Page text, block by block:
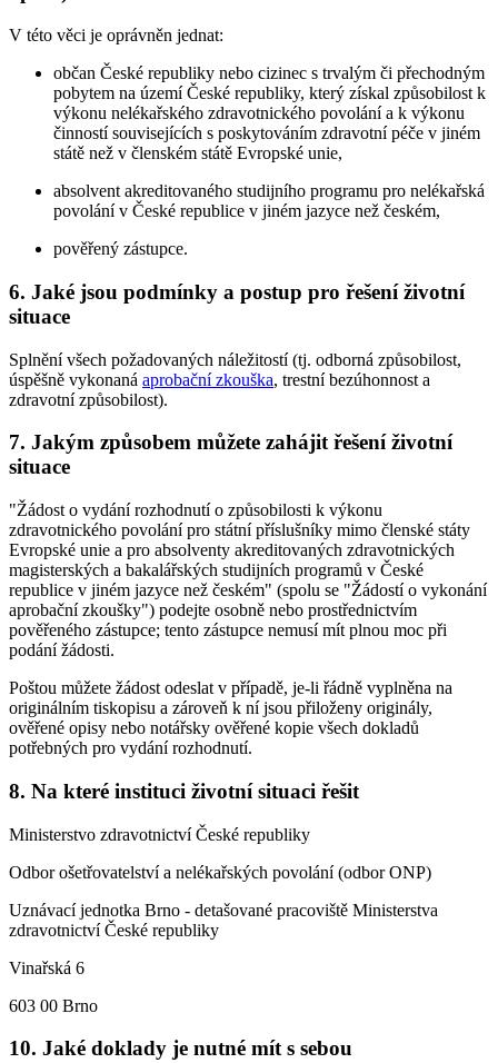
V této věci je oprávněn jednat:
občan České republiky nebo cizinec s trvalým či přechodným
pobytem na území České republiky, který získal způsobilost k
výkonu nelékařského zdravotnického povolání a k výkonu
činností souvisejících s poskytováním zdravotní péče v jiném
státě než v členském státě Evropské unie,
absolvent akreditovaného studijního programu pro nelékařská
povolání v České republice v jiném jazyce než českém,
pověřený zástupce.
6. Jaké jsou podmínky a postup pro řešení životní
situace
Splnění všech požadovaných náležitostí (tj. odborná způsobilost,
úspěšně vykonaná aprobační zkouška, trestní bezúhonnost a
zdravotní způsobilost).
7. Jakým způsobem můžete zahájit řešení životní
situace
"Žádost o vydání rozhodnutí o způsobilosti k výkonu
zdravotnického povolání pro státní příslušníky mimo členské státy
Evropské unie a pro absolventy akreditovaných zdravotnických
magisterských a bakalářských studijních programů v České
republice v jiném jazyce než českém" (spolu se "Žádostí o vykonání
aprobační zkoušky") podejte osobně nebo prostřednictvím
pověřeného zástupce; tento zástupce nemusí mít plnou moc při
podání žádosti.
Poštou můžete žádost odeslat v případě, je-li řádně vyplněna na
originálním tiskopisu a zároveň k ní jsou přiloženy originály,
ověřené opisy nebo notářsky ověřené kopie všech dokladů
potřebných pro vydání rozhodnutí.
8. Na které instituci životní situaci řešit
Ministerstvo zdravotnictví České republiky
Odbor ošetřovatelství a nelékařských povolání (odbor ONP)
Uznávací jednotka Brno - detašované pracoviště Ministerstva
zdravotnictví České republiky
Vinařská 6
603 00 Brno
10. Jaké doklady je nutné mít s sebou